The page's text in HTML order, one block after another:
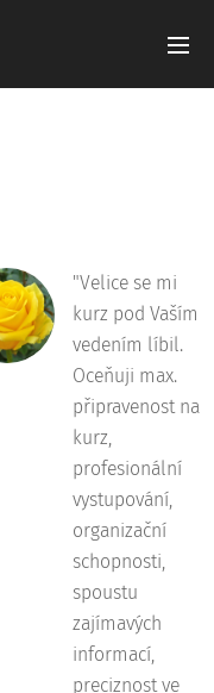
"Velice se mi
kurz pod Vaším
vedením líbil.
Oceňuji max.
připravenost na
kurz,
profesionální
vystupování,
organizační
schopnosti,
spoustu
zajímavých
informací,
preciznost ve